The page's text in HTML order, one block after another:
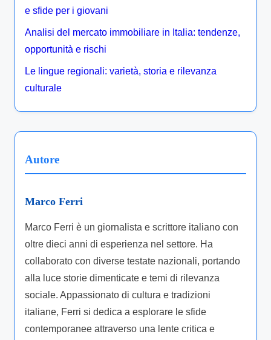
e sfide per i giovani
Analisi del mercato immobiliare in Italia: tendenze,
opportunità e rischi
Le lingue regionali: varietà, storia e rilevanza
culturale
Autore
Marco Ferri
Marco Ferri è un giornalista e scrittore italiano con
oltre dieci anni di esperienza nel settore. Ha
collaborato con diverse testate nazionali, portando
alla luce storie dimenticate e temi di rilevanza
sociale. Appassionato di cultura e tradizioni
italiane, Ferri si dedica a esplorare le sfide
contemporanee attraverso una lente critica e